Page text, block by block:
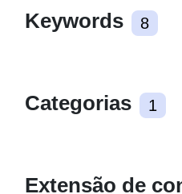
Keywords 8
Categorias 1
Extensão de